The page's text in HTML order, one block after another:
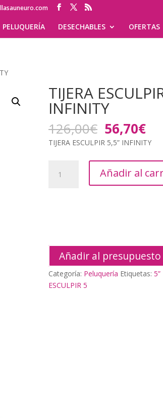
PELUQUERÍA DESECHABLES OFERTAS
TIJERA
INFINITY
126,00€ El
precio
original
era:
126,00€.
56,70€El
es:
TIJERA ESCULPIR 5,5” INFINITY
ESCULPIR
Añadir al
Añadir al presupuesto
Categoría: Peluquería Etiquetas:
ESCULPIR 5